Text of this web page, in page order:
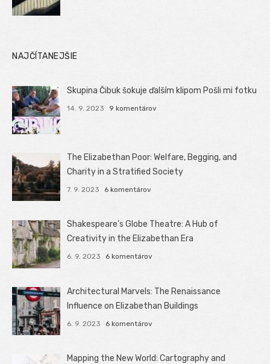
NAJČÍTANEJŠIE
Skupina Čibuk šokuje ďalším klipom Pošli mi fotku
14. 9. 2023 9 komentárov
The Elizabethan Poor: Welfare, Begging, and
Charity in a Stratified Society
7. 9. 2023 6 komentárov
Shakespeare’s Globe Theatre: A Hub of
Creativity in the Elizabethan Era
6. 9. 2023 6 komentárov
Architectural Marvels: The Renaissance
Influence on Elizabethan Buildings
6. 9. 2023 6 komentárov
Mapping the New World: Cartography and